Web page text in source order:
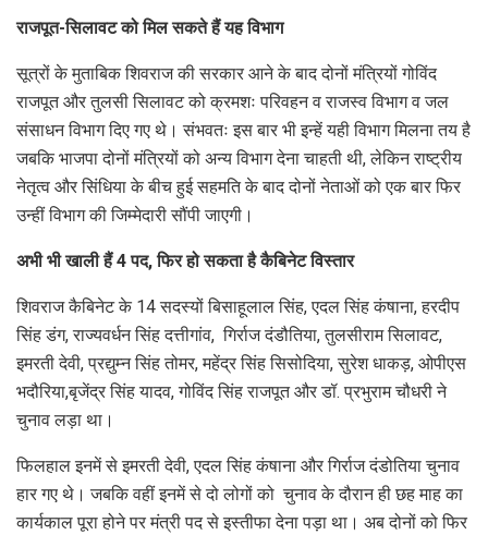
राजपूत-सिलावट को मिल सकते हैं यह विभाग
सूत्रों के मुताबिक शिवराज की सरकार आने के बाद दोनों मंत्रियों गोविंद
राजपूत और तुलसी सिलावट को क्रमशः परिवहन व राजस्व विभाग व जल
संसाधन विभाग दिए गए थे। संभवतः इस बार भी इन्हें यही विभाग मिलना तय है
जबकि भाजपा दोनों मंत्रियों को अन्य विभाग देना चाहती थी, लेकिन राष्ट्रीय
नेतृत्व और सिंधिया के बीच हुई सहमति के बाद दोनों नेताओं को एक बार फिर
उन्हीं विभाग की जिम्मेदारी सौंपी जाएगी।
अभी भी खाली हैं 4 पद, फिर हो सकता है कैबिनेट विस्तार
शिवराज कैबिनेट के 14 सदस्‍यों बिसाहूलाल सिंह, एदल सिंह कंषाना, हरदीप
सिंह डंग, राज्यवर्धन सिंह दत्तीगांव, गिर्राज दंडौतिया, तुलसीराम सिलावट,
इमरती देवी, प्रद्युम्न सिंह तोमर, महेंद्र सिंह सिसोदिया, सुरेश धाकड़, ओपीएस
भदौरिया,बृजेंद्र सिंह यादव, गोविंद सिंह राजपूत और डॉ. प्रभुराम चौधरी ने
चुनाव लड़ा था।
फिलहाल इनमें से इमरती देवी, एदल सिंह कंषाना और गिर्राज दंडोतिया चुनाव
हार गए थे। जबकि वहीं इनमें से दो लोगों को चुनाव के दौरान ही छह माह का
कार्यकाल पूरा होने पर मंत्री पद से इस्तीफा देना पड़ा था। अब दोनों को फिर